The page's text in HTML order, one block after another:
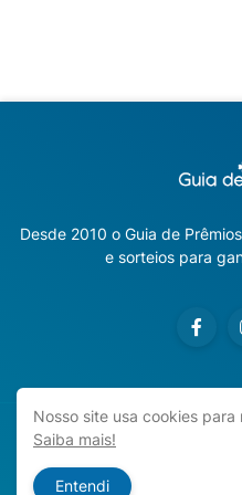
Desde 2010 o Guia de
e sorteios para
Copyright ©
Nosso site usa cookies
Saiba mais!
Entendi